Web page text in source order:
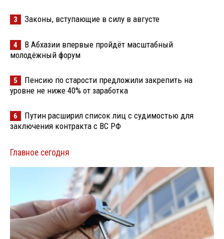
3 Законы, вступающие в силу в августе
4
В Абхазии впервые пройдёт масштабный
молодёжный форум
5
Пенсию по старости предложили закрепить на
уровне не ниже 40% от заработка
6
Путин расширил список лиц с судимостью для
заключения контракта с ВС РФ
Главное сегодня